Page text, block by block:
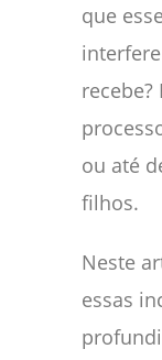
que
ou até
filhos.
Neste
essas